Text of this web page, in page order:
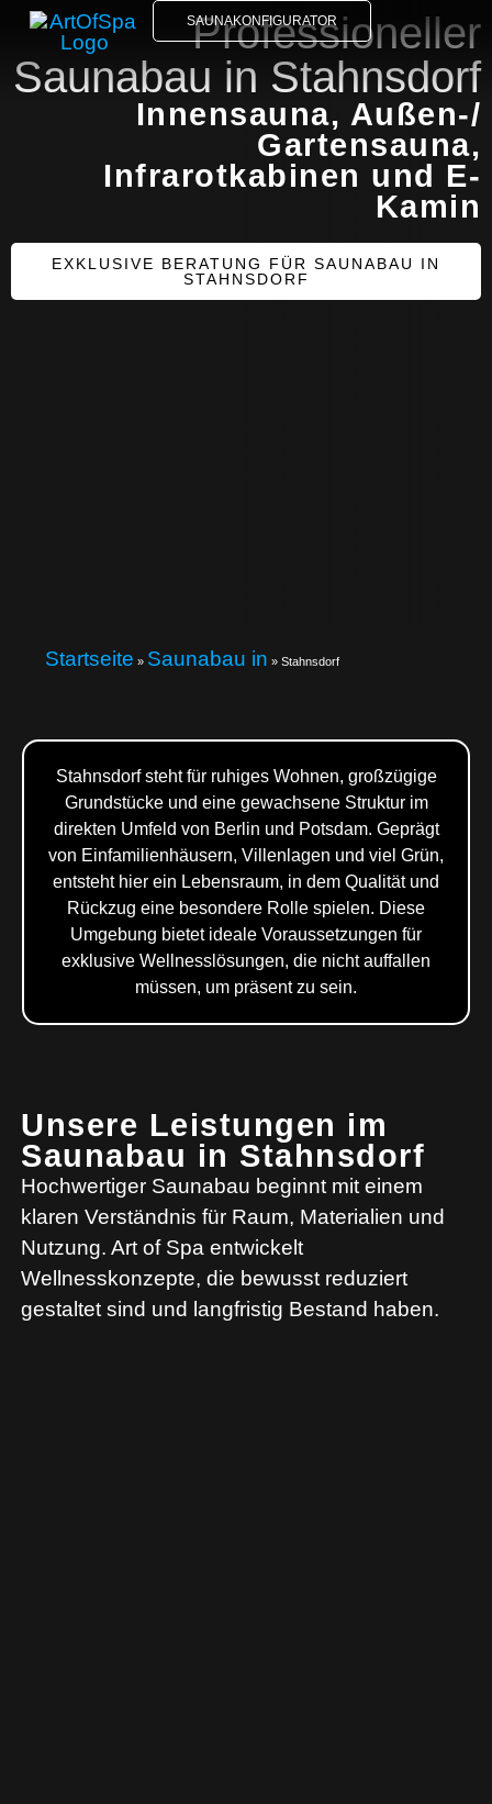
SAUNAKONFIGURATOR
Professioneller
Saunabau in Stahnsdorf
Innensauna, Außen-/
Gartensauna,
Infrarotkabinen und E-
Kamin
EXKLUSIVE BERATUNG FÜR SAUNABAU IN
STAHNSDORF
Startseite » Saunabau in »Stahnsdorf
Stahnsdorf steht für ruhiges Wohnen, großzügige
Grundstücke und eine gewachsene Struktur im
direkten Umfeld von Berlin und Potsdam. Geprägt
von Einfamilienhäusern, Villenlagen und viel Grün,
entsteht hier ein Lebensraum, in dem Qualität und
Rückzug eine besondere Rolle spielen. Diese
Umgebung bietet ideale Voraussetzungen für
exklusive Wellnesslösungen, die nicht auffallen
müssen, um präsent zu sein.
Unsere Leistungen im
Saunabau in Stahnsdorf
Hochwertiger Saunabau beginnt mit einem
klaren Verständnis für Raum, Materialien und
Nutzung. Art of Spa entwickelt
Wellnesskonzepte, die bewusst reduziert
gestaltet sind und langfristig Bestand haben.